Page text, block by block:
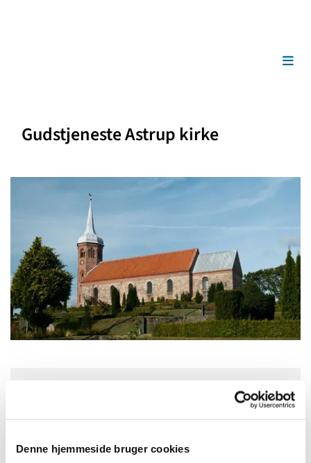
Denne hjemmeside bruger cookies
Gudstjeneste Astrup kirke
Søndag 27. september 2026, kl. 09:30
Astrup Kirke, Søvej 3A, Astrup, 9510 Arden